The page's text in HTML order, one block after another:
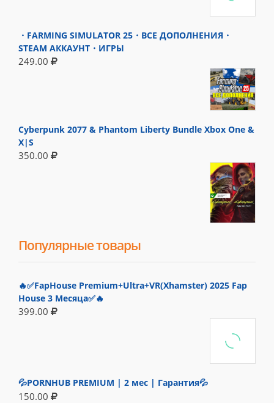
・FARMING SIMULATOR 25・ВСЕ ДОПОЛНЕНИЯ・
STEAM АККАУНТ・ИГРЫ
249.00
Cyberpunk 2077 & Phantom Liberty Bundle Xbox One &
X|S
350.00
Популярные товары
🔥✅FapHouse Premium+Ultra+VR(Xhamster) 2025 Fap
House 3 Месяца✅🔥
399.00
💦PORNHUB PREMIUM | 2 мес | Гарантия💦
150.00